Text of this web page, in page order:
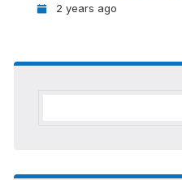
2 years ago